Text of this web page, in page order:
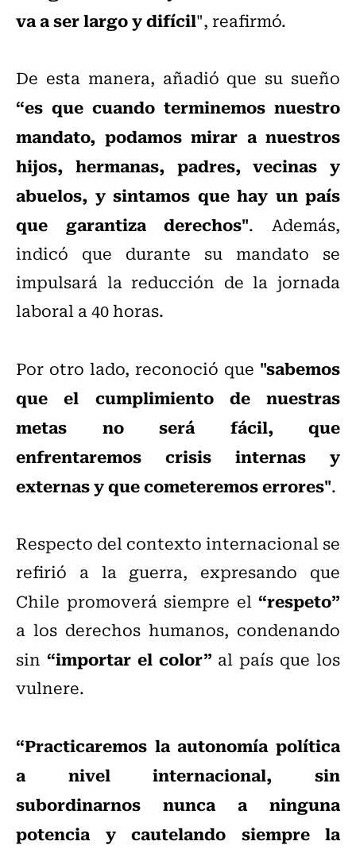
va a ser largo y difícil", reafirmó.
De esta manera, añadió que su sueño
“es que cuando terminemos nuestro
mandato, podamos mirar a nuestros
hijos, hermanas, padres, vecinas y
abuelos, y sintamos que hay un país
que garantiza derechos". Además,
indicó que durante su mandato se
impulsará la reducción de la jornada
laboral a 40 horas.
Por otro lado, reconoció que "sabemos
que el cumplimiento de nuestras
metas no será fácil, que
enfrentaremos crisis internas y
externas y que cometeremos errores".
Respecto del contexto internacional se
refirió a la guerra, expresando que
Chile promoverá siempre el “respeto”
a los derechos humanos, condenando
sin “importar el color” al país que los
vulnere.
“Practicaremos la autonomía política
a nivel internacional, sin
subordinarnos nunca a ninguna
potencia y cautelando siempre la